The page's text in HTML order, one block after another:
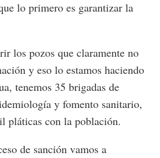
lo primero es garantizar la
los pozos que claramente no
y eso lo estamos haciendo
tenemos 35 brigadas de
y fomento sanitario,
pláticas con la población.
de sanción vamos a